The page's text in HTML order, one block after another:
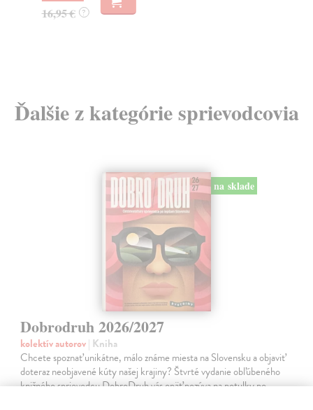
16,95 € ?
Ďalšie z kategórie sprievodcovia
na sklade
Dobrodruh 2026/2027
kolektív autorov| Kniha
Chcete spoznať unikátne, málo známe miesta na Slovensku a objaviť
doteraz neobjavené kúty našej krajiny? Štvrté vydanie obľúbeného
knižného sprievodcu DobroDruh vás opäť pozýva na potulky po